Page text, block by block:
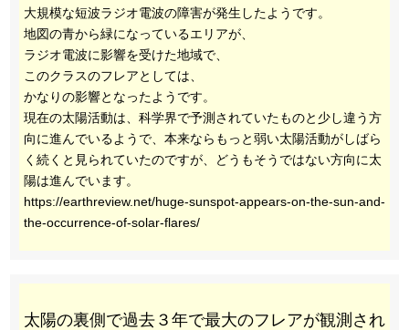
大規模な短波ラジオ電波の障害が発生したようです。
地図の青から緑になっているエリアが、
ラジオ電波に影響を受けた地域で、
このクラスのフレアとしては、
かなりの影響となったようです。
現在の太陽活動は、科学界で予測されていたものと少し違う方
向に進んでいるようで、本来ならもっと弱い太陽活動がしばら
く続くと見られていたのですが、どうもそうではない方向に太
陽は進んでいます。
https://earthreview.net/huge-sunspot-appears-on-the-sun-and-
the-occurrence-of-solar-flares/
太陽の裏側で過去３年で最大のフレアが観測され